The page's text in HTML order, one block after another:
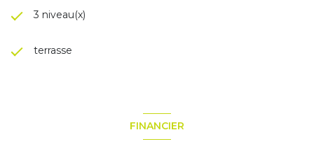
3 niveau(x)
terrasse
FINANCIER